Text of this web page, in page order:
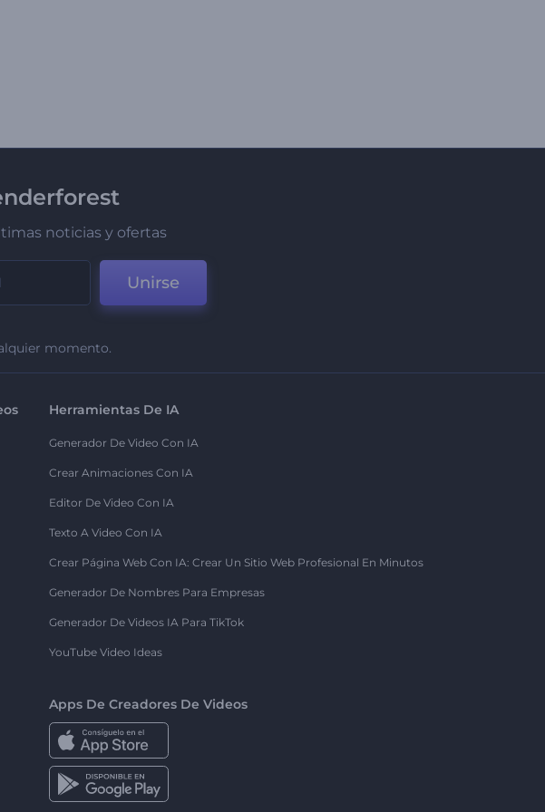
noticias y ofertas
Unirse
momento.
Herramientas De IA
Generador De Video Con IA
Crear Animaciones Con IA
Editor De Video Con IA
Texto A Video Con IA
Crear Página Web Con IA: Crear Un Sitio Web Profesional En Minutos
Generador De Nombres Para Empresas
Generador De Videos IA Para TikTok
YouTube Video Ideas
Apps De Creadores De Videos